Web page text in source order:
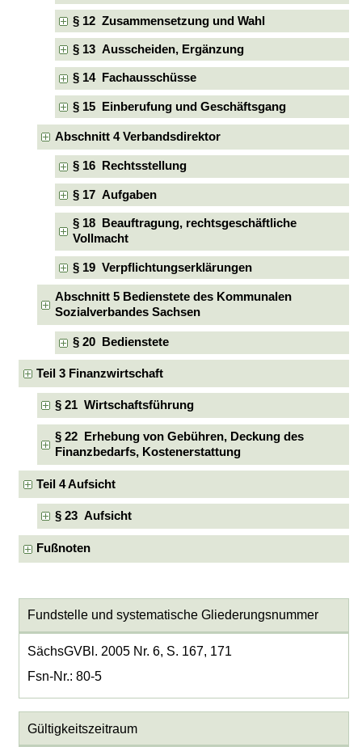
§ 12 Zusammensetzung und Wahl
§ 13 Ausscheiden, Ergänzung
§ 14 Fachausschüsse
§ 15 Einberufung und Geschäftsgang
Abschnitt 4 Verbandsdirektor
§ 16 Rechtsstellung
§ 17 Aufgaben
§ 18 Beauftragung, rechtsgeschäftliche
Vollmacht
§ 19 Verpflichtungserklärungen
Abschnitt 5 Bedienstete des Kommunalen
Sozialverbandes Sachsen
§ 20 Bedienstete
Teil 3 Finanzwirtschaft
§ 21 Wirtschaftsführung
§ 22 Erhebung von Gebühren, Deckung des
Finanzbedarfs, Kostenerstattung
Teil 4 Aufsicht
§ 23 Aufsicht
Fußnoten
Fundstelle und systematische Gliederungsnummer
SächsGVBl. 2005 Nr. 6, S. 167, 171
Fsn-Nr.: 80-5
Gültigkeitszeitraum